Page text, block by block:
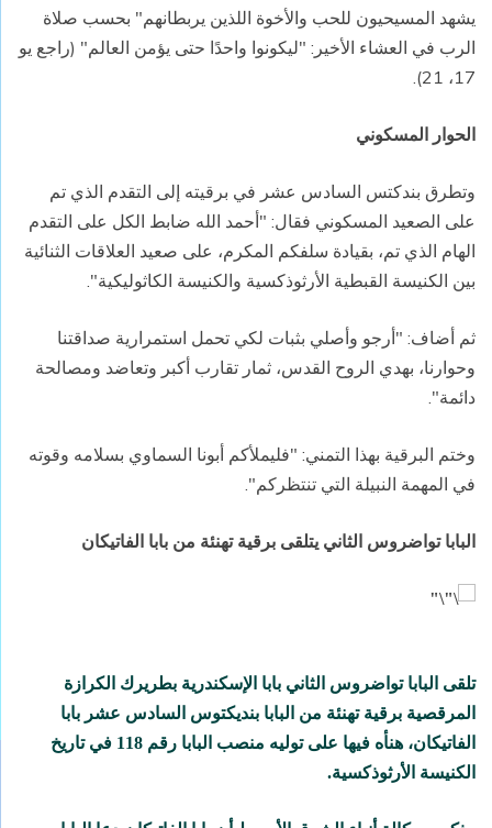
يشهد المسيحيون للحب والأخوة اللذين يربطانهم" بحسب صلاة
الرب في العشاء الأخير: "ليكونوا واحدًا حتى يؤمن العالم" (راجع يو
17، 21).
الحوار المسكوني
وتطرق بندكتس السادس عشر في برقيته إلى التقدم الذي تم
على الصعيد المسكوني فقال: "أحمد الله ضابط الكل على التقدم
الهام الذي تم، بقيادة سلفكم المكرم، على صعيد العلاقات الثنائية
بين الكنيسة القبطية الأرثوذكسية والكنيسة الكاثوليكية".
ثم أضاف: "أرجو وأصلي بثبات لكي تحمل استمرارية صداقتنا
وحوارنا، بهدي الروح القدس، ثمار تقارب أكبر وتعاضد ومصالحة
دائمة".
وختم البرقية بهذا التمني: "فليملأكم أبونا السماوي بسلامه وقوته
في المهمة النبيلة التي تنتظركم".
البابا تواضروس الثاني يتلقى برقية تهنئة من بابا الفاتيكان
تلقى البابا تواضروس الثاني بابا الإسكندرية بطريرك الكرازة
المرقصية برقية تهنئة من البابا بنديكتوس السادس عشر بابا
الفاتيكان، هنأه فيها على توليه منصب البابا رقم 118 في تاريخ
الكنيسة الأرثوذكسية.